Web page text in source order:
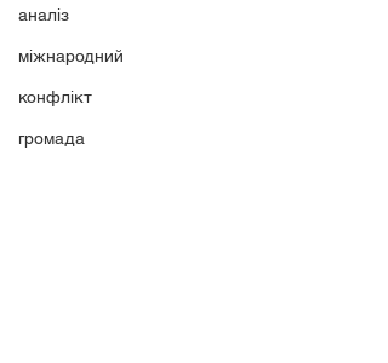
аналіз
міжнародний
конфлікт
громада